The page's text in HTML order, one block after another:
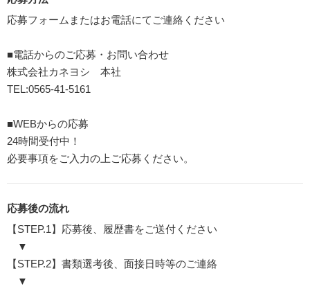
応募フォームまたはお電話にてご連絡ください
■電話からのご応募・お問い合わせ
株式会社カネヨシ 本社
TEL:0565-41-5161
■WEBからの応募
24時間受付中！
必要事項をご入力の上ご応募ください。
応募後の流れ
【STEP.1】応募後、履歴書をご送付ください
▼
【STEP.2】書類選考後、面接日時等のご連絡
▼